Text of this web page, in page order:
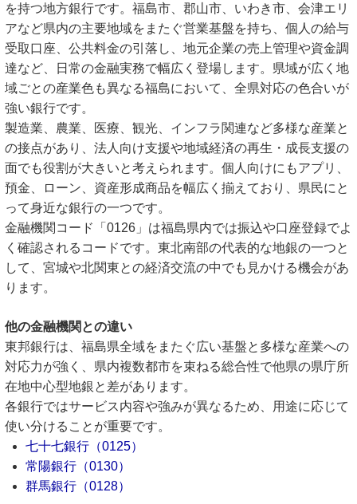
を持つ地方銀行です。福島市、郡山市、いわき市、会津エリ
アなど県内の主要地域をまたぐ営業基盤を持ち、個人の給与
受取口座、公共料金の引落し、地元企業の売上管理や資金調
達など、日常の金融実務で幅広く登場します。県域が広く地
域ごとの産業色も異なる福島において、全県対応の色合いが
強い銀行です。
製造業、農業、医療、観光、インフラ関連など多様な産業と
の接点があり、法人向け支援や地域経済の再生・成長支援の
面でも役割が大きいと考えられます。個人向けにもアプリ、
預金、ローン、資産形成商品を幅広く揃えており、県民にと
って身近な銀行の一つです。
金融機関コード「0126」は福島県内では振込や口座登録でよ
く確認されるコードです。東北南部の代表的な地銀の一つと
して、宮城や北関東との経済交流の中でも見かける機会があ
ります。
他の金融機関との違い
東邦銀行は、福島県全域をまたぐ広い基盤と多様な産業への
対応力が強く、県内複数都市を束ねる総合性で他県の県庁所
在地中心型地銀と差があります。
各銀行ではサービス内容や強みが異なるため、用途に応じて
使い分けることが重要です。
七十七銀行（0125）
常陽銀行（0130）
群馬銀行（0128）